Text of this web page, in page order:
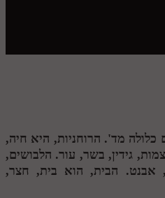
מד'. הרוחניות, היא חיה,
גידין, בשר, עור. הלבושים,
אבנט. הבית, הוא בית, חצר,